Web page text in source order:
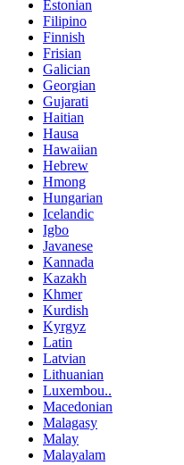
Estonian
Filipino
Finnish
Frisian
Galician
Georgian
Gujarati
Haitian
Hausa
Hawaiian
Hebrew
Hmong
Hungarian
Icelandic
Igbo
Javanese
Kannada
Kazakh
Khmer
Kurdish
Kyrgyz
Latin
Latvian
Lithuanian
Luxembou..
Macedonian
Malagasy
Malay
Malayalam